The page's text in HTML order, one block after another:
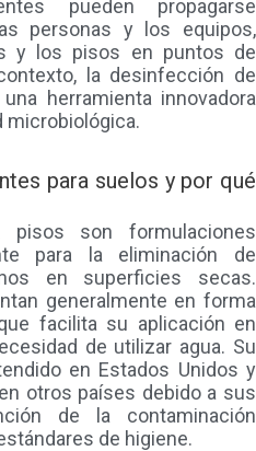
pueden propagarse
personas y los equipos,
y los pisos en puntos de
la desinfección de
herramienta innovadora
microbiológica.
para suelos y por qué
pisos son formulaciones
para la eliminación de
en superficies secas.
generalmente en forma
facilita su aplicación en
de utilizar agua. Su
en Estados Unidos y
otros países debido a sus
de la contaminación
de higiene.